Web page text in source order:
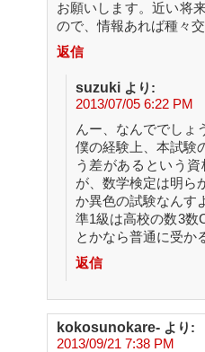
お願いします。近い将
ので、情報あれば種々
返信
suzuki より:
2013/07/05 6:22 PM
んー、なんででしょ
僕の経験上、本試験
う差があるという
が、数学検定は明ら
か異色の試験なんす
準1級は高校の数3数
とかなら普通に受か
返信
kokosunokare- より:
2013/09/21 7:38 PM